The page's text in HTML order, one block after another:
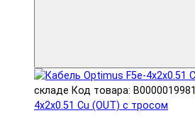
складе Код товара: В0000019981
4x2x0.51 Cu (OUT) с тросом